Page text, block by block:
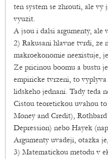
ten system se zhrouti, ale
vyuzit.
A jsou i dalsi argumenty, ale
2) Rakusani hlavne tvrdi, ze
makroekonomie neexistuje,
Ze pricinou boomu a bustu
empiricke tvrzeni, to
lidskeho jednani. Tady teda
Cistou teoretickou uvahou
Money and Credit),
Depression) nebo Hayek
Argumenty uvadeji, otazka
3) Matematickou metodu v